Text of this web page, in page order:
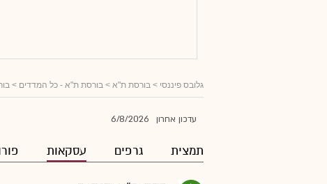
גלובס פיננסי > בורסת ת"א > בורסת ת"א - כל המדדים >
עדכון אחרון 6/8/2026
תמצית גרפים עסקאות